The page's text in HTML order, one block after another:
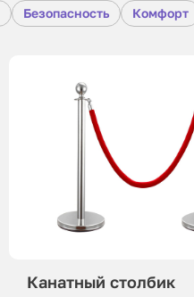
Безопасность Комфорт
Канатный столбик